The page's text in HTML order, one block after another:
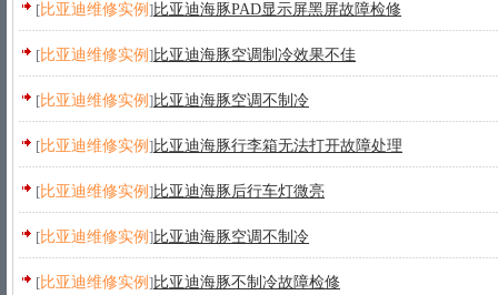
[比亚迪维修实例 ]比亚迪海豚PAD显示屏黑屏故障检修
[比亚迪维修实例 ]比亚迪海豚空调制冷效果不佳
[比亚迪维修实例 ]比亚迪海豚空调不制冷
[比亚迪维修实例 ]比亚迪海豚行李箱无法打开故障处理
[比亚迪维修实例 ]比亚迪海豚后行车灯微亮
[比亚迪维修实例 ]比亚迪海豚空调不制冷
[比亚迪维修实例 ]比亚迪海豚不制冷故障检修